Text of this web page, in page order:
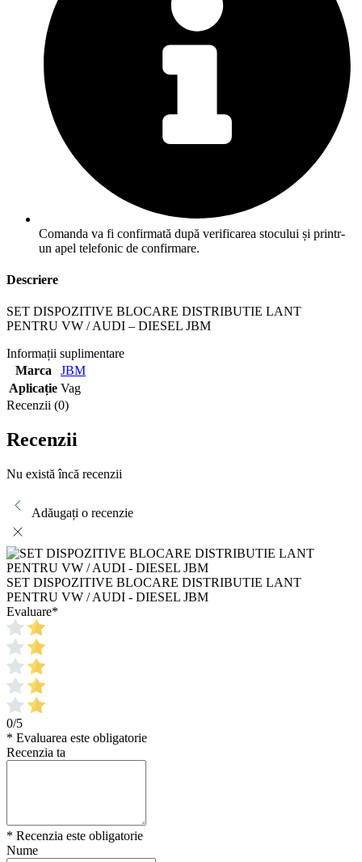
Comanda va fi confirmată după verificarea stocului și printr-
un apel telefonic de confirmare.
Descriere
SET DISPOZITIVE BLOCARE DISTRIBUTIE LANT
PENTRU VW / AUDI – DIESEL JBM
Informații suplimentare
Marca
JBM
Aplicație Vag
Recenzii (0)
Recenzii
Nu există încă recenzii
Adăugați o recenzie
SET DISPOZITIVE BLOCARE DISTRIBUTIE LANT
PENTRU VW / AUDI - DIESEL JBM
Evaluare*
0/5
* Evaluarea este obligatorie
Recenzia ta
* Recenzia este obligatorie
Nume